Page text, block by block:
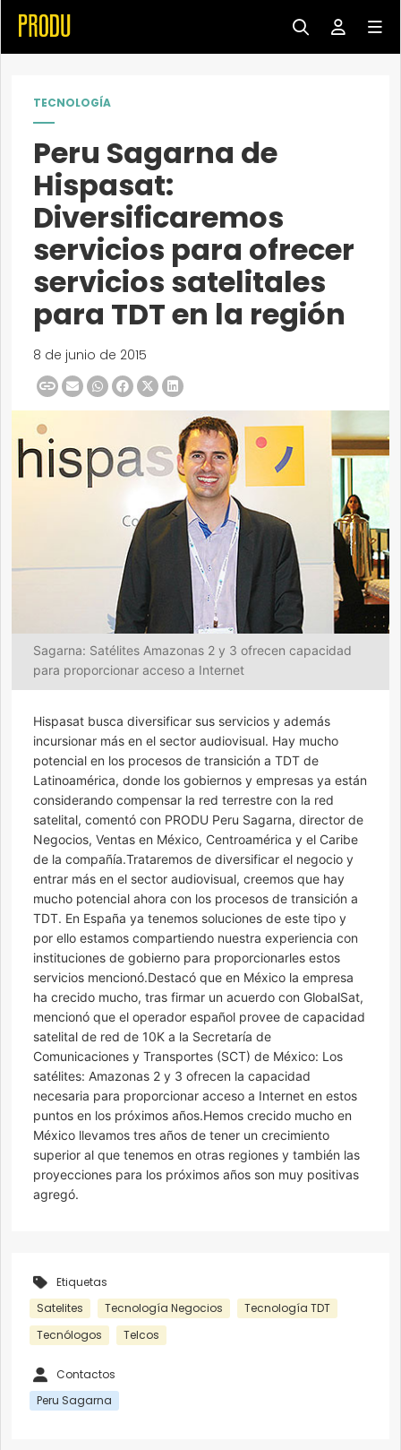
TECNOLOGÍA
Peru Sagarna de
Hispasat:
Diversificaremos
servicios para ofrecer
servicios satelitales
para TDT en la región
8 de junio de 2015
Sagarna: Satélites Amazonas 2 y 3 ofrecen capacidad
para proporcionar acceso a Internet
Hispasat busca diversificar sus servicios y además
incursionar más en el sector audiovisual. Hay mucho
potencial en los procesos de transición a TDT de
Latinoamérica, donde los gobiernos y empresas ya están
considerando compensar la red terrestre con la red
satelital, comentó con PRODU Peru Sagarna, director de
Negocios, Ventas en México, Centroamérica y el Caribe
de la compañía.Trataremos de diversificar el negocio y
entrar más en el sector audiovisual, creemos que hay
mucho potencial ahora con los procesos de transición a
TDT. En España ya tenemos soluciones de este tipo y
por ello estamos compartiendo nuestra experiencia con
instituciones de gobierno para proporcionarles estos
servicios mencionó.Destacó que en México la empresa
ha crecido mucho, tras firmar un acuerdo con GlobalSat,
mencionó que el operador español provee de capacidad
satelital de red de 10K a la Secretaría de
Comunicaciones y Transportes (SCT) de México: Los
satélites: Amazonas 2 y 3 ofrecen la capacidad
necesaria para proporcionar acceso a Internet en estos
puntos en los próximos años.Hemos crecido mucho en
México llevamos tres años de tener un crecimiento
superior al que tenemos en otras regiones y también las
proyecciones para los próximos años son muy positivas
agregó.
Etiquetas
Satelites
Tecnología Negocios
Tecnología TDT
Tecnólogos
Telcos
Contactos
Peru Sagarna